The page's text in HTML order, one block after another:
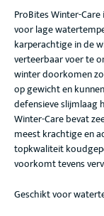
ProBites Winter-
voor lage
karperachtige in de
verteerbaar voer te
winter doorkomen
op gewicht en
defensieve slijmlaag
Winter-Care bevat
meest krachtige en
topkwaliteit
voorkomt tevens
Geschikt voor